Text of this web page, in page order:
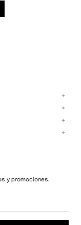
+
+
+
+
y promociones.